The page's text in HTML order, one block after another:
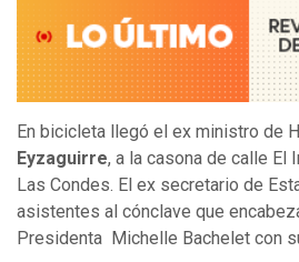
En bicicleta llegó el ex ministro de
Eyzaguirre, a la casona de calle El
Las Condes. El ex secretario de
asistentes al cónclave que
Presidenta Michelle Bachelet con